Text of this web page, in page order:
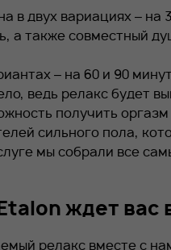
в двух вариациях – на
а также совместный
– на 60 и 90
ведь релакс будет
получить
сильного пола,
мы собрали все
ждет вас
релакс вместе с